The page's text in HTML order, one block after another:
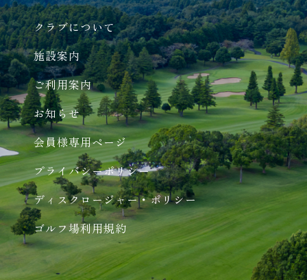
クラブについて
施設案内
ご利用案内
お知らせ
会員様専用ページ
プライバシーポリシー
ディスクロージャー・ポリシー
ゴルフ場利用規約